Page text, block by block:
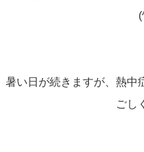
暑い日が続きますが、熱中
ごし